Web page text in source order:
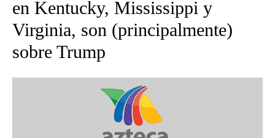
en Kentucky, Mississippi y
Virginia, son (principalmente)
sobre Trump